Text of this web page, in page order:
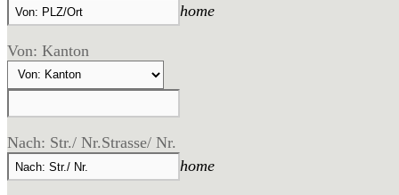
home
Von: Kanton
Nach: Str./ Nr.Strasse/ Nr.
home